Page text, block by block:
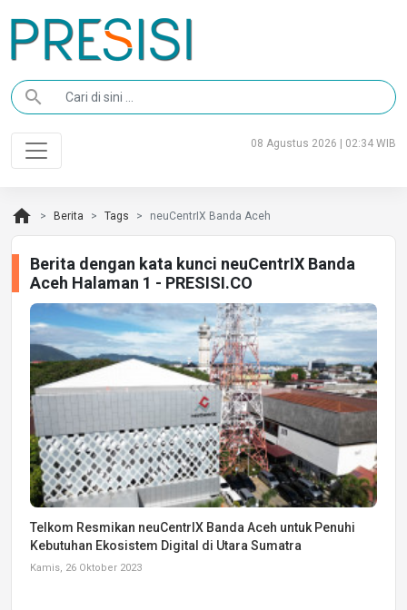
search
08 Agustus 2026 | 02:34 WIB
home Berita Tags neuCentrIX Banda Aceh
Berita dengan kata kunci neuCentrIX Banda
Aceh Halaman 1 - PRESISI.CO
Telkom Resmikan neuCentrIX Banda Aceh untuk Penuhi
Kebutuhan Ekosistem Digital di Utara Sumatra
Kamis, 26 Oktober 2023